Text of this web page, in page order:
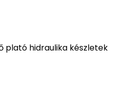
plató hidraulika készletek